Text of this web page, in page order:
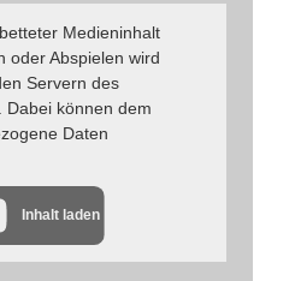
Medieninhalt
oder Abspielen wird
Servern des
Dabei können dem
Daten
Inhalt laden